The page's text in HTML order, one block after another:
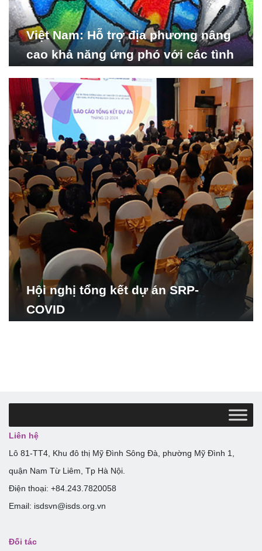
Việt Nam: Hỗ trợ địa phương nâng
cao khả năng ứng phó với các tình
Hội nghị tổng kết dự án SRP-
COVID
Liên hệ
Lô 81-TT4, Khu đô thị Mỹ Đình Sông Đà, phường Mỹ Đình 1,
quận Nam Từ Liêm, Tp Hà Nội.
Điện thoại: +84.243.7820058
Email: isdsvn@isds.org.vn
Đối tác